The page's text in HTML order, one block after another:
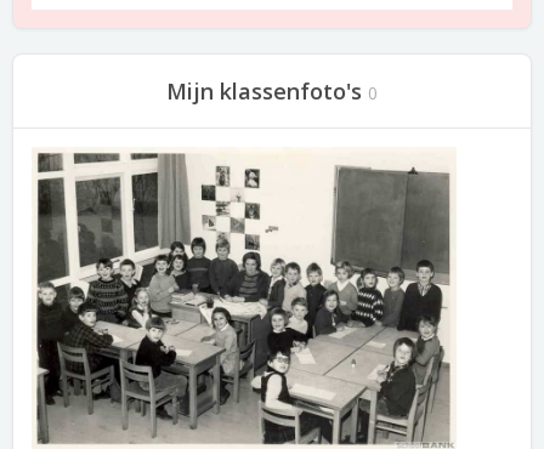
Mijn klassenfoto's 0